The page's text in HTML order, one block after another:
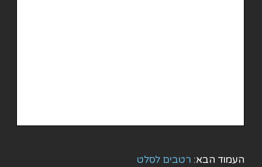
העמוד הבא: רטבים לסלט